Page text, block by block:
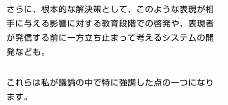
さらに、根本的な解決策として、このような表現が相
手に与える影響に対する教育段階での啓発や、表現者
が発信する前に一方立ち止まって考えるシステムの開
発なども。
これらは私が議論の中で特に強調した点の一つになり
ます。